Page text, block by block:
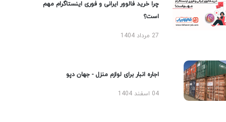
چرا خرید فالوور ایرانی و فوری اینستاگرام مهم
است؟
27 مرداد 1404
اجاره انبار برای لوازم منزل - جهان دپو
04 اسفند 1404